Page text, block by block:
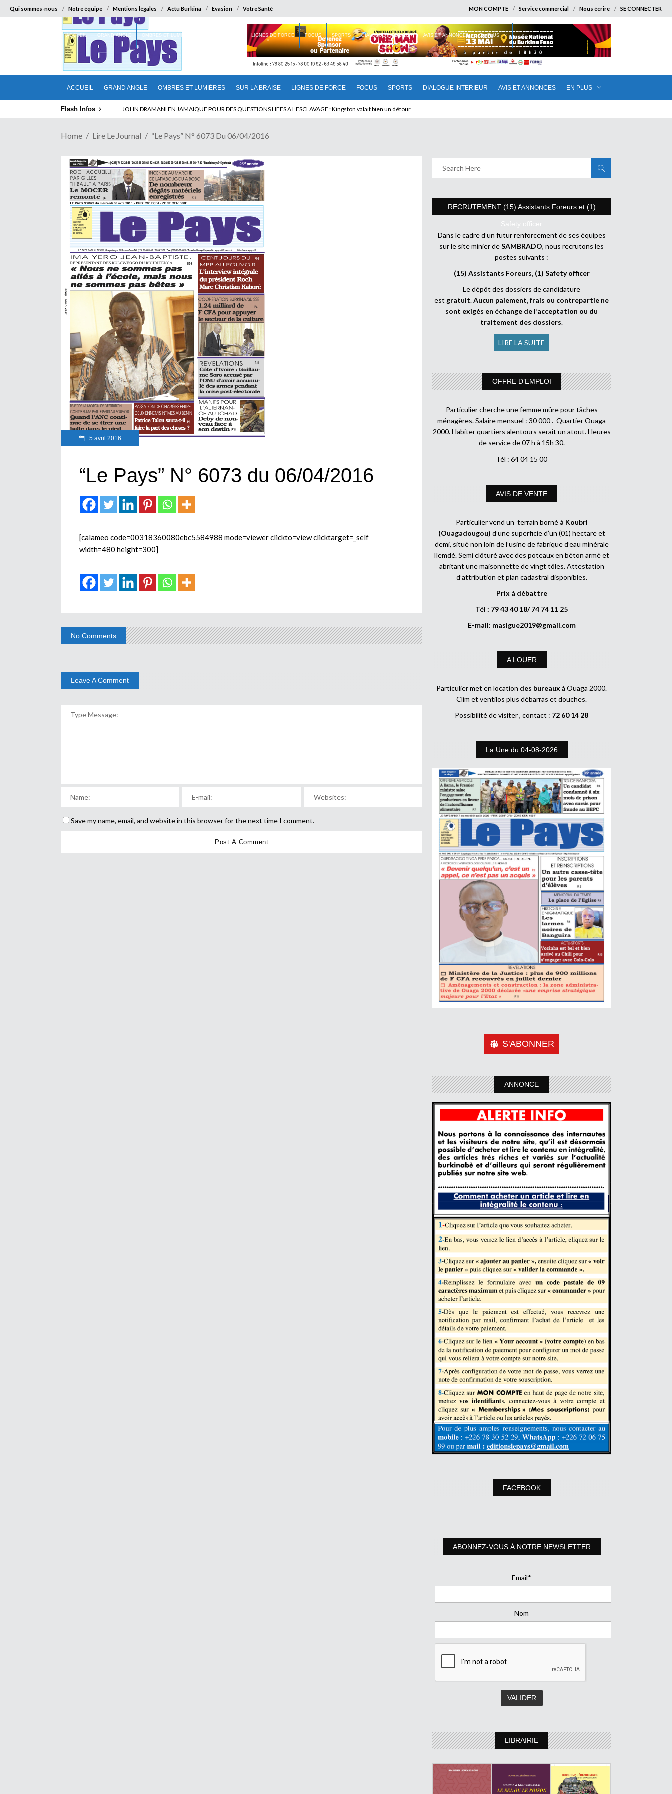
Qui sommes-nous Notre équipe Mentions légales Actu Burkina Evasion Votre Santé MON COMPTE Service commercial Nous écrire SE CONNECTER
ACCUEIL GRAND ANGLE OMBRES ET LUMIÈRES SUR LA BRAISE LIGNES DE FORCE FOCUS SPORTS DIALOGUE INTERIEUR AVIS ET ANNONCES EN PLUS
ACCUEIL GRAND ANGLE OMBRES ET LUMIÈRES LIGNES DE FORCE FOCUS SPORTS DIALOGUE INTERIEUR AVIS ET ANNONCES EN PLUS
Flash Infos ABSENCE PROLONGEE DE PAUL BIYA DU CAMEROUN : Qui pilote le Cameroun ?
Home Lire Le Journal “Le Pays” N° 6073 Du 06/04/2016
5 avril 2016
“Le Pays” N° 6073 du 06/04/2016
[calameo code=00318360080ebc5584988 mode=viewer clickto=view clicktarget=_self
width=480 height=300]
No Comments
Leave A Comment
Save my name, email, and website in this browser for the next time I comment.
RECRUTEMENT (15) Assistants Foreurs et (1)
Safety officer
Dans le cadre d’un futur renforcement de ses équipes
sur le site minier deSAMBRADO, nous recrutons les
postes suivants :
(15) Assistants Foreurs, (1) Safety officer
Le dépôt des dossiers de candidature
est gratuit.Aucun paiement, frais ou contrepartie ne
sont exigés en échange de l’acceptation ou du
traitement des dossiers.
LIRE LA SUITE
OFFRE D’EMPLOI
Particulier cherche une femme mûre pour tâches
ménagères. Salaire mensuel : 30 000 . Quartier Ouaga
2000. Habiter quartiers alentours serait un atout. Heures
de service de 07 h à 15h 30.
Tél : 64 04 15 00
AVIS DE VENTE
Particulier vend un terrain borné à Koubri
(Ouagadougou) d’une superficie d’un (01) hectare et
demi, situé non loin de l’usine de fabrique d’eau minérale
Ilemdé. Semi clôturé avec des poteaux en béton armé et
abritant une maisonnette de vingt tôles. Attestation
d’attribution et plan cadastral disponibles.
Prix à débattre
Tél : 79 43 40 18/ 74 74 11 25
E-mail: masigue2019@gmail.com
A LOUER
Particulier met en location des bureaux à Ouaga 2000.
Clim et ventilos plus débarras et douches.
Possibilité de visiter , contact : 72 60 14 28
La Une du 04-08-2026
S'ABONNER
ANNONCE
FACEBOOK
ABONNEZ-VOUS À NOTRE NEWSLETTER
Email*
Nom
LIBRAIRIE